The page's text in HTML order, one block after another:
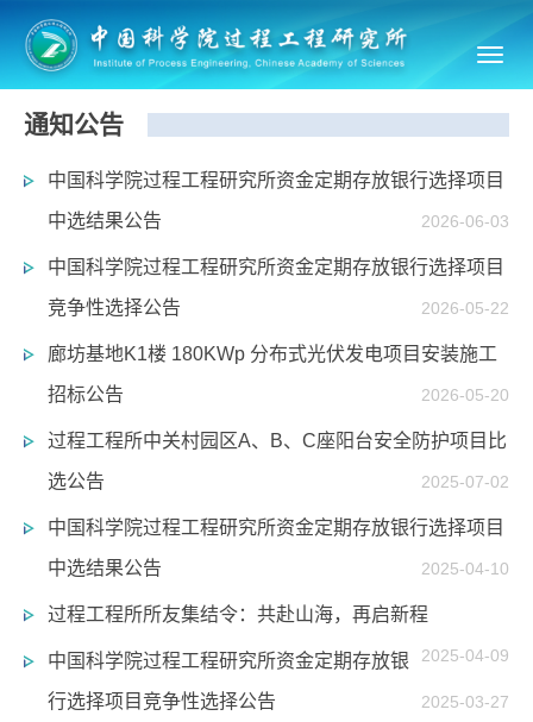
通知公告
中国科学院过程工程研究所资金定期存放银行选择项目
中选结果公告
2026-06-03
中国科学院过程工程研究所资金定期存放银行选择项目
竞争性选择公告
2026-05-22
廊坊基地K1楼 180KWp 分布式光伏发电项目安装施工
招标公告
2026-05-20
过程工程所中关村园区A、B、C座阳台安全防护项目比
选公告
2025-07-02
中国科学院过程工程研究所资金定期存放银行选择项目
中选结果公告
2025-04-10
过程工程所所友集结令：共赴山海，再启新程
2025-04-09
中国科学院过程工程研究所资金定期存放银
行选择项目竞争性选择公告
2025-03-27